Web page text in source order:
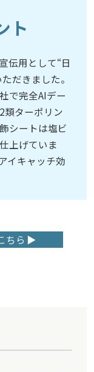
ト
伝用として“日
だきました。
で完全AIデー
類ターポリン
シートは塩ビ
上げていま
イキャッチ効
ちら